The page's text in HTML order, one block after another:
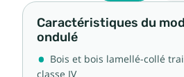
Caractéristiques du
ondulé
Bois et bois lamellé-collé
classe IV